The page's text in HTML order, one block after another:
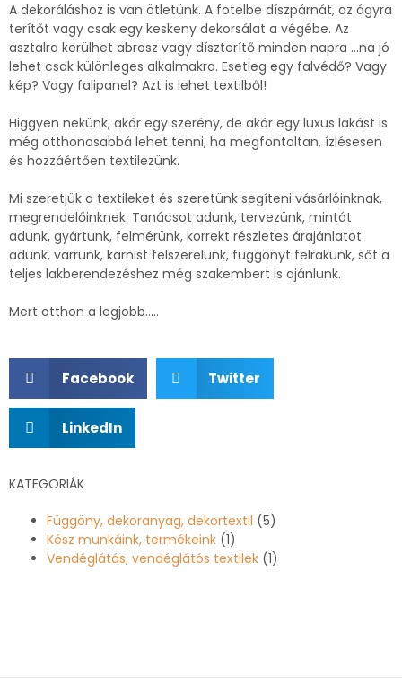
A dekoráláshoz is van ötletünk. A fotelbe díszpárnát, az ágyra
terítőt vagy csak egy keskeny dekorsálat a végébe. Az
asztalra kerülhet abrosz vagy díszterítő minden napra …na jó
lehet csak különleges alkalmakra. Esetleg egy falvédő? Vagy
kép? Vagy falipanel? Azt is lehet textilből!
Higgyen nekünk, akár egy szerény, de akár egy luxus lakást is
még otthonosabbá lehet tenni, ha megfontoltan, ízlésesen
és hozzáértően textilezünk.
Mi szeretjük a textileket és szeretünk segíteni vásárlóinknak,
megrendelőinknek. Tanácsot adunk, tervezünk, mintát
adunk, gyártunk, felmérünk, korrekt részletes árajánlatot
adunk, varrunk, karnist felszerelünk, függönyt felrakunk, sőt a
teljes lakberendezéshez még szakembert is ajánlunk.
Mert otthon a legjobb…..
Facebook Twitter
LinkedIn
KATEGORIÁK
Függöny, dekoranyag, dekortextil (5)
Kész munkáink, termékeink (1)
Vendéglátás, vendéglátós textilek (1)